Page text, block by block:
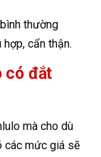
thường
cẩn thận.
có đắt
mà cho dù
các mức giá sẽ